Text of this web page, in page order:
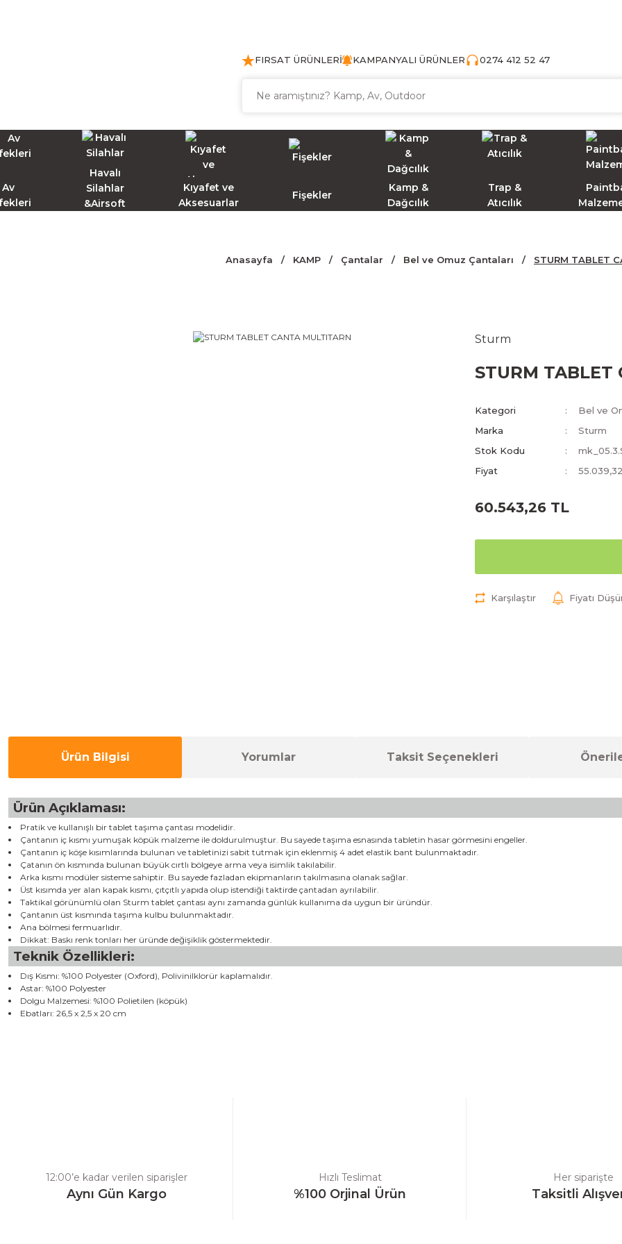
FIRSAT ÜRÜNLERİ KAMPANYALI ÜRÜNLER 0274 412 52 47
Av
Havalı
Silahlar
&Airsoft
Kıyafet ve
Aksesuarlar
Fişekler
Kamp &
Dağcılık
Trap &
Atıcılık
Anasayfa KAMP Çantalar Bel ve Omuz Çantaları STURM TABLET
Sturm
STURM TABLET
Kategori
Bel ve
Marka
Sturm
Stok Kodu
Fiyat
60.543,26 TL
Karşılaştır Fiyatı
Ürün Bilgisi Yorumlar Taksit Seçenekleri
Ürün Açıklaması:
Pratik ve kullanışlı bir tablet taşıma çantası modelidir.
Çantanın iç kısmı yumuşak köpük malzeme ile doldurulmuştur. Bu sayede taşıma esnasında tabletin hasar görmesini engeller.
Çantanın iç köşe kısımlarında bulunan ve tabletinizi sabit tutmak için eklenmiş 4 adet elastik bant bulunmaktadır.
Çatanın ön kısmında bulunan büyük cırtlı bölgeye arma veya isimlik takılabilir.
Arka kısmı modüler sisteme sahiptir. Bu sayede fazladan ekipmanların takılmasına olanak sağlar.
Üst kısımda yer alan kapak kısmı, çıtçıtlı yapıda olup istendiği taktirde çantadan ayrılabilir.
Taktikal görünümlü olan Sturm tablet çantası aynı zamanda günlük kullanıma da uygun bir üründür.
Çantanın üst kısmında taşıma kulbu bulunmaktadır.
Ana bölmesi fermuarlıdır.
Dikkat: Baskı renk tonları her üründe değişiklik göstermektedir.
Teknik Özellikleri:
Dış Kısmı: %100 Polyester (Oxford), Polivinilklorür kaplamalıdır.
Astar: %100 Polyester
Dolgu Malzemesi: %100 Polietilen (köpük)
Ebatları: 26,5 x 2,5 x 20 cm
Ürün fiyatı diğer sitelerden daha pahalı.
Bu ürüne benzer farklı alternatifler olmalı.
12:00’e kadar verilen siparişler
Aynı Gün Kargo
Hızlı Teslimat
%100 Orjinal Ürün
Her siparişte
Taksitli